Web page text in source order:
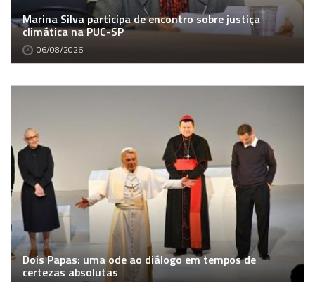
Marina Silva participa de encontro sobre justiça
climática na PUC-SP
06/08/2026
Dois Papas: uma ode ao diálogo em tempos de
certezas absolutas